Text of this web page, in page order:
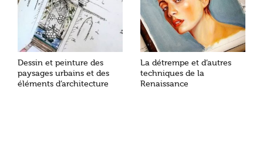
Dessin et peinture des
paysages urbains et des
éléments d’architecture
La détrempe et d’autres
techniques de la
Renaissance